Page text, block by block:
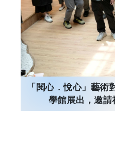
「閱心．悅心」藝
學館展出，邀